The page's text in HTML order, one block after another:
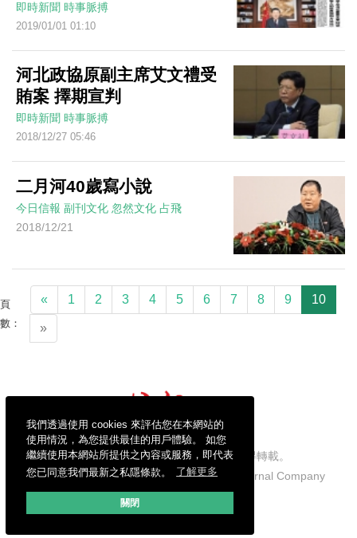
我們透過使用 cookies 來評估您在本網站的
使用情況，為您提供最佳的用戶體驗。 如您
繼續使用本網站所提供之內容或服務，即代表
您已同意我們最新之私隱條款。
了解更多
關閉
即時新聞 時事脈搏
2019/01/01 01:10
河北政協原副主席艾文禮受
賄案 擇期宣判
即時新聞 時事脈搏
2018/12/27 05:46
二月河40歲寫小說
今日信報 副刊文化 忽然文化 占飛
2018/12/21
頁
數：
« 1 2 3 4 5 6 7 8 9 10
»
信報財經新聞有限公司版權所有，不得轉載。
Copyright © 2026 Hong Kong Economic Journal Company
Limited. All rights reserved.